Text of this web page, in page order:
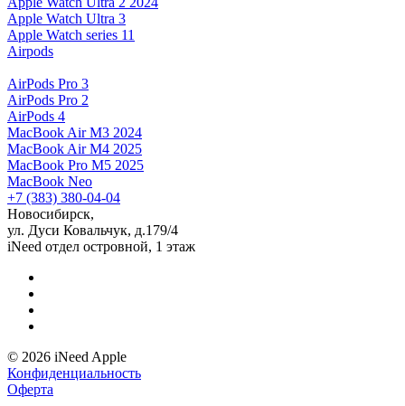
Apple Watch Ultra 3
Apple Watch series 11
Airpods
AirPods Pro 3
AirPods Pro 2
AirPods 4
MacBook Air M3 2024
MacBook Air M4 2025
MacBook Pro M5 2025
MacBook Neo
+7 (383) 380-04-04
Новосибирск,
ул. Дуси Ковальчук, д.179/4
iNeed отдел островной, 1 этаж
© 2026 iNeed Apple
Конфиденциальность
Оферта